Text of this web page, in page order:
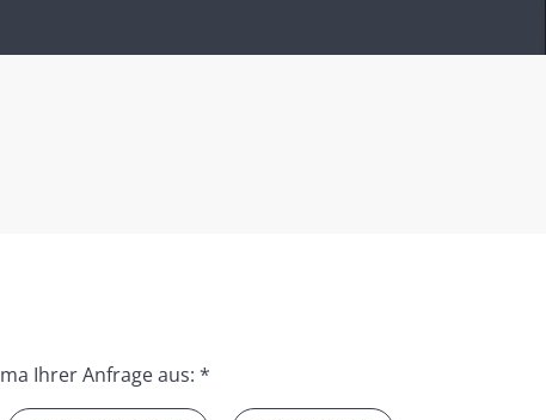
Wählen Sie bitte das Thema Ihrer Anfrage aus: *